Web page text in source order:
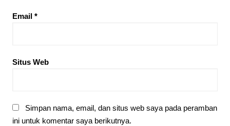
Email *
Situs Web
Simpan nama, email, dan situs web saya pada peramban
ini untuk komentar saya berikutnya.